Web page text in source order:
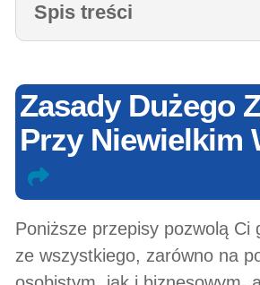
Spis treści
Zasady Dużego
Przy Niewielkim
Poniższe przepisy pozwolą Ci
ze wszystkiego, zarówno na